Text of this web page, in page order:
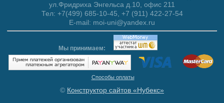
ул.Фридриха Энгельса д.10, офис 211
Тел: +7(499) 685-10-45, +7 (911) 422-27-54
E-mail: moi-uni@yandex.ru
Мы принимаем:
Способы оплаты
© Конструктор сайтов «Нубекс»